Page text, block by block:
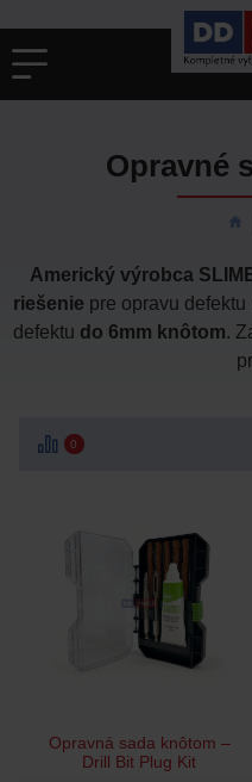
Opravné
Americký výrobca
riešenie pre opravu
defektu do 6mm knôtom.
0
Opravná sada knôtom –
Drill Bit Plug Kit